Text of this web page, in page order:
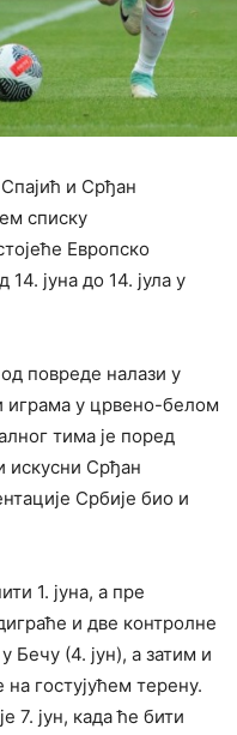
и Срђан
списку
Европско
јуна до 14. јула у
повреде налази у
играма у црвено-белом
тима је поред
искусни Срђан
Србије био и
1. јуна, а пре
и две контролне
Бечу (4. јун), а затим и
гостујућем терену.
7. јун, када ће бити